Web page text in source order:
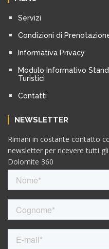
Servizi
Condizioni di
Informativa Privacy
Modulo Informativo
Turistici
Contatti
NEWSLETTER
Rimani in costante contatto
newsletter per ricevere tutti
Dolomite 360